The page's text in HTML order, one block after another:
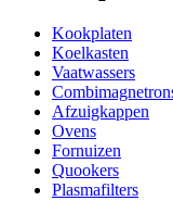
Kookplaten
Koelkasten
Vaatwassers
Afzuigkappen
Ovens
Fornuizen
Quookers
Plasmafilters